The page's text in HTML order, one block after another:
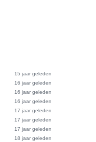
15 jaar geleden
16 jaar geleden
16 jaar geleden
16 jaar geleden
17 jaar geleden
17 jaar geleden
17 jaar geleden
18 jaar geleden